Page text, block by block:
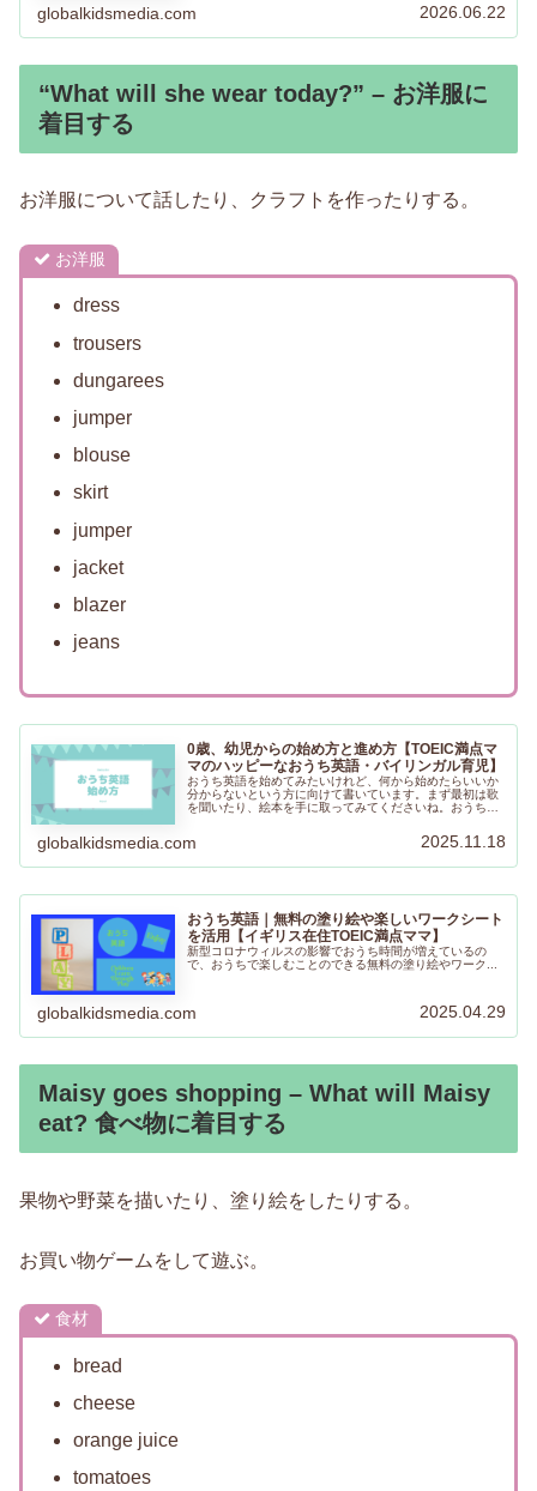
globalkidsmedia.com 2026.06.22
“What will she wear today?” – お洋服に
着目する
お洋服について話したり、クラフトを作ったりする。
お洋服
dress
trousers
dungarees
jumper
blouse
skirt
jumper
jacket
blazer
jeans
0歳、幼児からの始め方と進め方【TOEIC満点マ
マのハッピーなおうち英語・バイリンガル育児】
おうち英語を始めてみたいけれど、何から始めたらいいか
分からないという方に向けて書いています。まず最初は歌
を聞いたり、絵本を手に取ってみてくださいね。おうち英
できるのが大きなメリットだと思います。ぜひ楽しんでく
ださいね！
globalkidsmedia.com 2025.11.18
おうち英語｜無料の塗り絵や楽しいワークシート
を活用【イギリス在住TOEIC満点ママ】
新型コロナウィルスの影響でおうち時間が増えているの
で、おうちで楽しむことのできる無料の塗り絵やワーク...
globalkidsmedia.com 2025.04.29
Maisy goes shopping – What will Maisy
eat? 食べ物に着目する
果物や野菜を描いたり、塗り絵をしたりする。
お買い物ゲームをして遊ぶ。
食材
bread
cheese
orange juice
tomatoes